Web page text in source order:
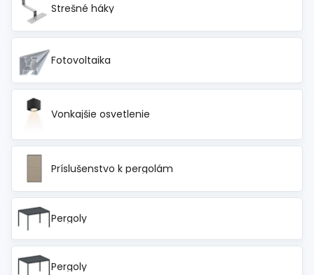
Strešné háky
Fotovoltaika
Vonkajšie osvetlenie
Príslušenstvo k pergolám
Pergoly
Pergoly